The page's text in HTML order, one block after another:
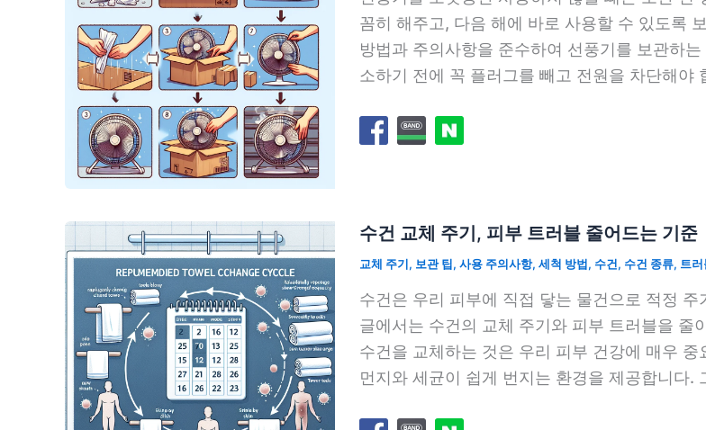
꼼히 해주고, 다음 해에 바로 사용할 수 있도록
방법과 주의사항을 준수하여 선풍기를 보관하
소하기 전에 꼭 플러그를 빼고 전원을 차단해
수건 교체 주기, 피부 트러블 줄어드는 기준
교체 주기, 보관 팁, 사용 주의사항, 세척 방법, 수건, 수건 종류, 트
수건은 우리 피부에 직접 닿는 물건으로 적정
글에서는 수건의 교체 주기와 피부 트러블을 줄
수건을 교체하는 것은 우리 피부 건강에 매우
먼지와 세균이 쉽게 번지는 환경을 제공합니다.